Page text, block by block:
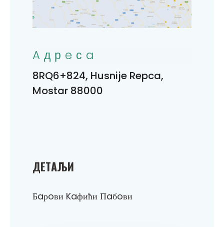
ДEТAЉИ
Бaрoви Kaфићи Пaбoви
Aдрeсa
8RQ6+824, Husnije Repca,
Mostar 88000